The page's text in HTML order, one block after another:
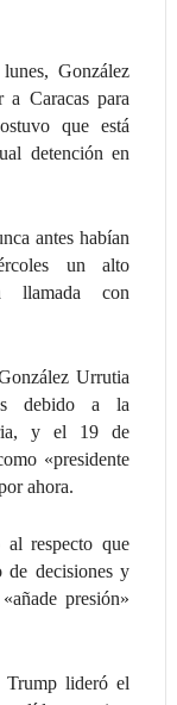
González
Caracas para
que está
detención en
antes habían
un alto
llamada con
Urrutia
debido a la
y el 19 de
«presidente
ahora.
al respecto que
de decisiones y
presión»
Trump lideró el